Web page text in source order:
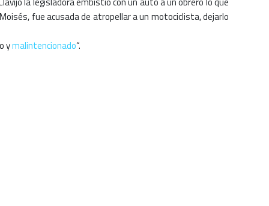
fue acusada de atropellar a un motociclista, dejarlo
ymalintencionado“.